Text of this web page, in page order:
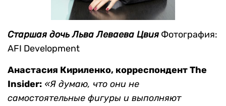
Старшая дочь Льва Леваева Цвия Фотография:
AFI Development
Анастасия Кириленко, корреспондент The
Insider: «Я думаю, что они не
самостоятельные фигуры и выполняют